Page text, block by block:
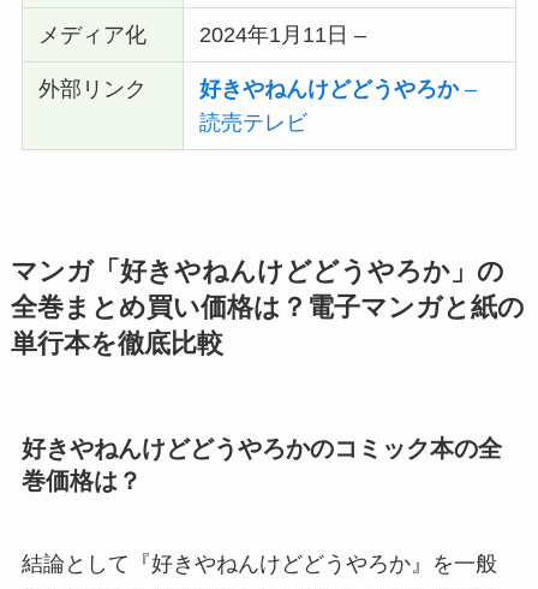
メディア化 2024年1月11日 –
外部リンク 好きやねんけどどうやろか–
読売テレビ
マンガ「好きやねんけどどうやろか」の
全巻まとめ買い価格は？電子マンガと紙の
単行本を徹底比較
好きやねんけどどうやろかのコミック本の全
巻価格は？
結論として『好きやねんけどどうやろか』を一般